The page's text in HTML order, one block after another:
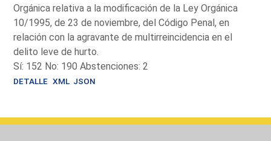
Orgánica relativa a la modificación de la Ley Orgánica
10/1995, de 23 de noviembre, del Código Penal, en
relación con la agravante de multirreincidencia en el
delito leve de hurto.
Sí: 152 No: 190 Abstenciones: 2
DETALLE XML JSON